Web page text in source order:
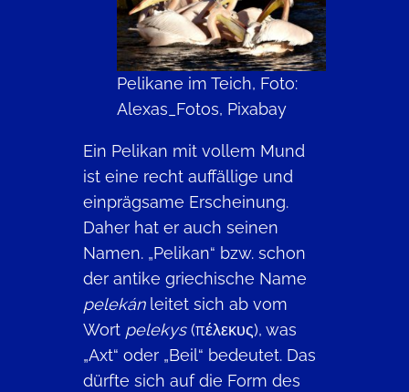
Pelikane im Teich, Foto:
Alexas_Fotos, Pixabay
Ein Pelikan mit vollem Mund
ist eine recht auffällige und
einprägsame Erscheinung.
Daher hat er auch seinen
Namen. „Pelikan“ bzw. schon
der antike griechische Name
pelekánleitet sich ab vom
Wort pelekys(πέλεκυς), was
„Axt“ oder „Beil“ bedeutet. Das
dürfte sich auf die Form des